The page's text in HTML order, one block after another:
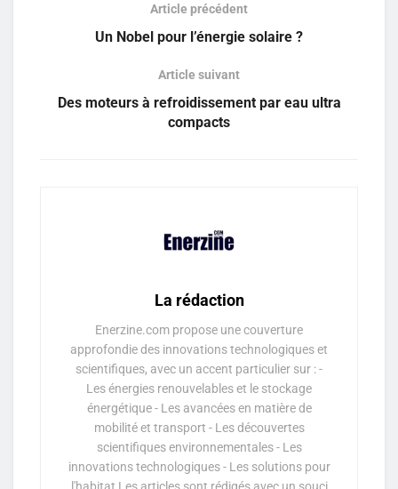
Article précédent
Un Nobel pour l’énergie solaire ?
Article suivant
Des moteurs à refroidissement par eau ultra
compacts
La rédaction
Enerzine.com propose une couverture
approfondie des innovations technologiques et
scientifiques, avec un accent particulier sur : -
Les énergies renouvelables et le stockage
énergétique - Les avancées en matière de
mobilité et transport - Les découvertes
scientifiques environnementales - Les
innovations technologiques - Les solutions pour
l'habitat Les articles sont rédigés avec un souci